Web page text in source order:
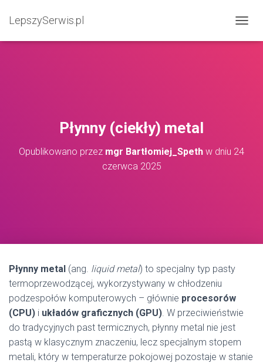
LepszySerwis.pl
Płynny (ciekły) metal
Opublikowano przez mgr Bartłomiej_Speth w dniu 24
czerwca 2025
Płynny metal (ang. liquid metal) to specjalny typ pasty
termoprzewodzącej, wykorzystywany w chłodzeniu
podzespołów komputerowych – głównie procesorów
(CPU) i układów graficznych (GPU). W przeciwieństwie
do tradycyjnych past termicznych, płynny metal nie jest
pastą w klasycznym znaczeniu, lecz specjalnym stopem
metali, który w temperaturze pokojowej pozostaje w stanie